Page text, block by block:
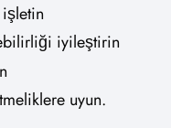
iyileştirin
uyun.